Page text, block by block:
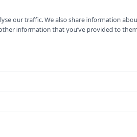
our traffic. We also share information
information that you’ve provided to